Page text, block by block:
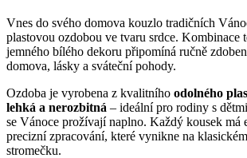
Vnes do svého domova kouzlo tradičních
plastovou ozdobou ve tvaru srdce. Kombinace
jemného bílého dekoru připomíná ručně
domova, lásky a sváteční pohody.
Ozdoba je vyrobena z kvalitního odolného
lehká a nerozbitná – ideální pro rodiny s
se Vánoce prožívají naplno. Každý kousek má
precizní zpracování, které vynikne na
stromečku.